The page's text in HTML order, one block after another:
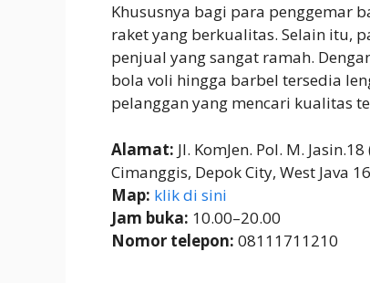
Khususnya bagi para penggemar
raket yang berkualitas. Selain itu,
penjual yang sangat ramah.
bola voli hingga barbel tersedia
pelanggan yang mencari kualitas
Alamat: Jl. KomJen. Pol. M.
Cimanggis, Depok City, West Java
Map: klik di sini
Jam buka: 10.00–20.00
Nomor telepon: 08111711210